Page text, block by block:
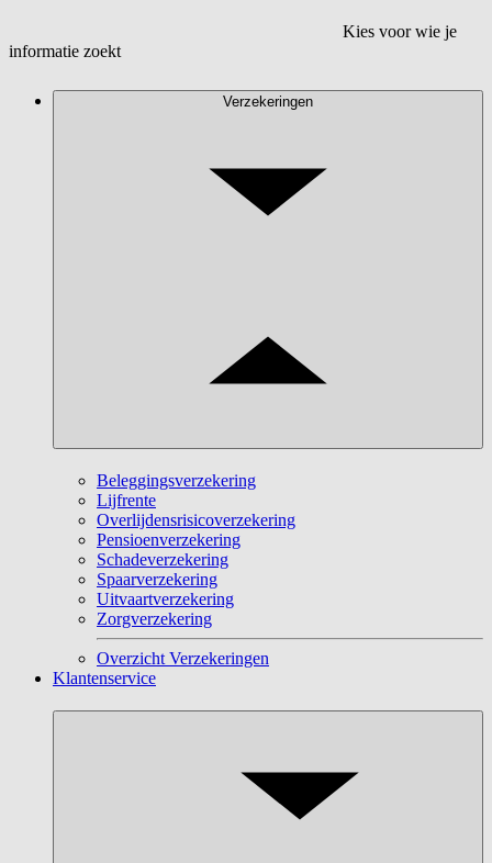
Kies voor wie je
informatie zoekt
Verzekeringen
Beleggingsverzekering
Lijfrente
Overlijdensrisicoverzekering
Pensioenverzekering
Schadeverzekering
Spaarverzekering
Uitvaartverzekering
Zorgverzekering
Overzicht Verzekeringen
Klantenservice